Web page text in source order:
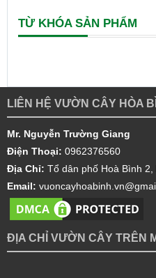
TỪ KHÓA SẢN PHẨM
LIÊN HỆ VƯỜN CÂY HÒA
Mr. Nguyễn Trường Giang
Điện Thoại: 0962376560
Địa Chỉ: Tổ dân phố Hoà Bình
Email:
ĐỊA CHỈ VƯỜN CÂY TRÊN